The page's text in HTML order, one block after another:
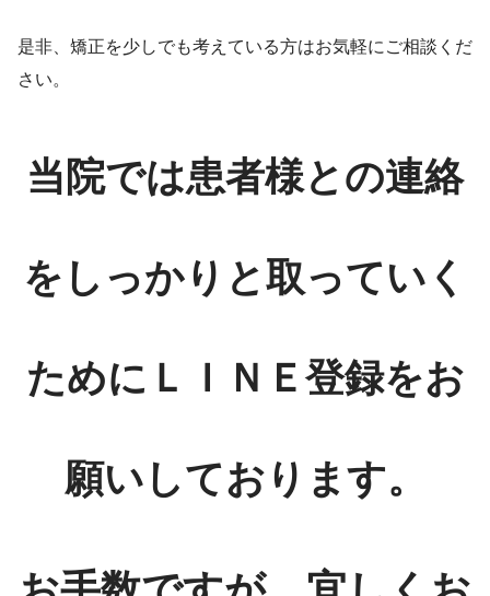
是非、矯正を少しでも考えている方はお気軽にご相談くだ
さい。
当院では患者様との連絡
をしっかりと取っていく
ためにＬＩＮＥ登録をお
願いしております。